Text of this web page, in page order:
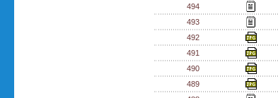
494
493
492
491
490
489